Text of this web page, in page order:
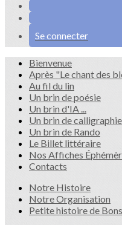
Se connecter
Bienvenue
Après "Le chant des
Au fil du lin
Un brin de poésie
Un brin d'IA ...
Un brin de calligraphie
Un brin de Rando
Le Billet littéraire
Nos Affiches
Contacts
Notre Histoire
Notre Organisation
Petite histoire de